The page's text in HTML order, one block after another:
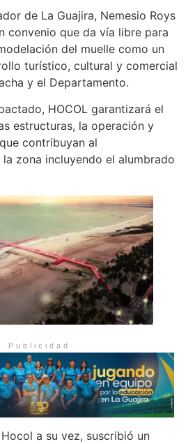
de La Guajira, Nemesio Roys
convenio que da vía libre para
del muelle como un
turístico, cultural y comercial
y el Departamento.
HOCOL garantizará el
estructuras, la operación y
contribuyan al
zona incluyendo el alumbrado
Publicidad
a su vez, suscribió un